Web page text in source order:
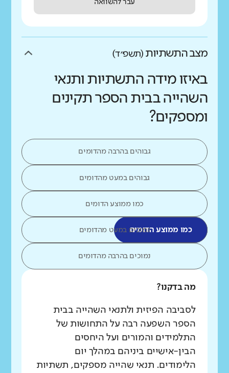
עבר להשוואה
מצב התשתיות (תשפ״ד)
באיזו מידה התשתיות ותנאי
השהייה בבית הספר תקינים
ומספקים?
גבוהים בהרבה מהדומים
גבוהים במעט מהדומים
כמו ממוצע הדומים
כמו ממוצע הדומיםנמוכים במעט מהדומים
נמוכים בהרבה מהדומים
מה בדקנו?
לסביבה הפיזית ולתנאי השהייה בבית
הספר השפעה רבה על התחושות של
התלמידים והמורים ועל היחסים
הבין-אישיים ביניהם במהלך יום
הלימודים. תנאי שהייה מספקים, תשתיות